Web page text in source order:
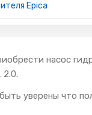
Epica
насос
2.0.
уверены что